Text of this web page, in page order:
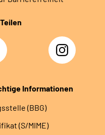
Instagram
Informationen
(BBG)
(S/MIME)